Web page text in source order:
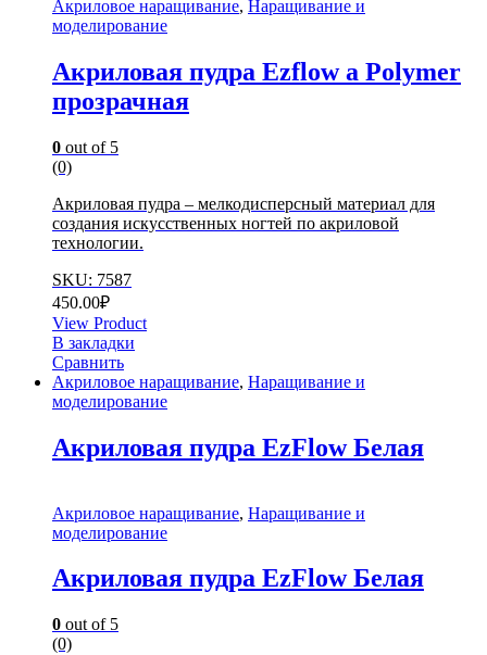
Акриловое наращивание, Наращивание и
моделирование
Акриловая пудра Ezflow a Polymer
прозрачная
0 out of 5
(0)
Акриловая пудра – мелкодисперсный материал для
создания искусственных ногтей по акриловой
технологии.
SKU: 7587
450.00₽
View Product
В закладки
Сравнить
Акриловое наращивание, Наращивание и
моделирование
Акриловая пудра EzFlow Белая
Акриловое наращивание, Наращивание и
моделирование
Акриловая пудра EzFlow Белая
0 out of 5
(0)